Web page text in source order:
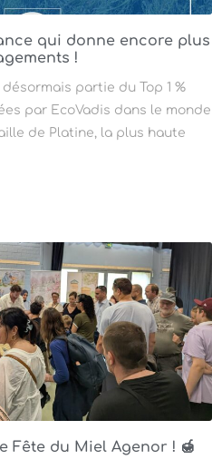
qui donne encore plus
!
partie du Top 1 %
par EcoVadis dans le monde
de Platine, la plus haute
Fête du Miel Agenor ! 🍯